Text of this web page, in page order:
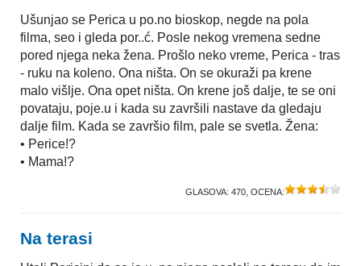
Ušunjao se Perica u po.no bioskop, negde na pola
filma, seo i gleda por..ć. Posle nekog vremena sedne
pored njega neka žena. Prošlo neko vreme, Perica - tras
- ruku na koleno. Ona ništa. On se okuraži pa krene
malo višlje. Ona opet ništa. On krene još dalje, te se oni
povataju, poje.u i kada su završili nastave da gledaju
dalje film. Kada se završio film, pale se svetla. Žena:
• Perice!?
• Mama!?
GLASOVA: 470 , OCENA:
Na terasi